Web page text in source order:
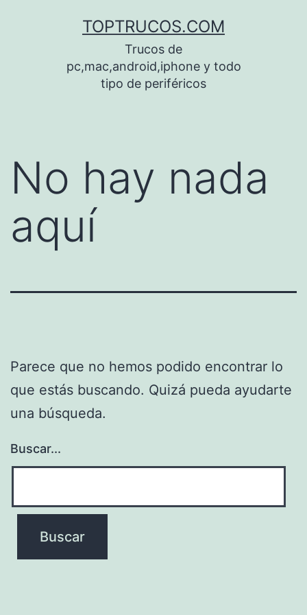
TOPTRUCOS.COM
Trucos de
pc,mac,android,iphone y todo
tipo de periféricos
No hay nada
aquí
Parece que no hemos podido encontrar lo
que estás buscando. Quizá pueda ayudarte
una búsqueda.
Buscar...